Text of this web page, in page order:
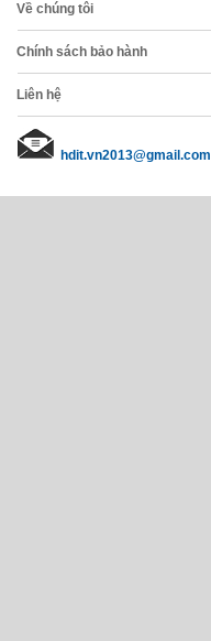
Về chúng tôi
Chính sách bảo hành
Liên hệ
hdit.vn2013@gmail.com